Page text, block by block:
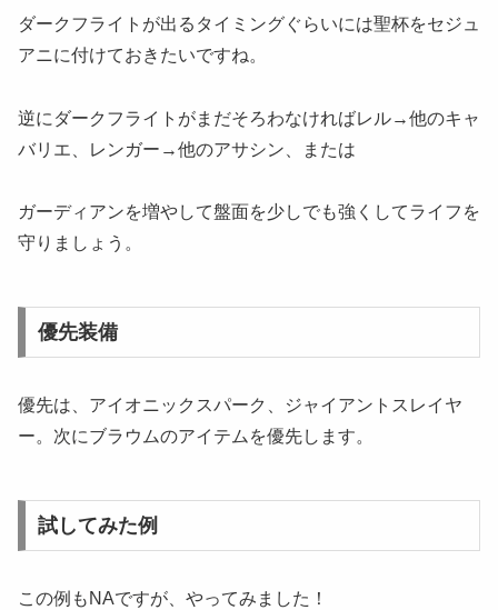
ダークフライトが出るタイミングぐらいには聖杯をセジュ
アニに付けておきたいですね。
逆にダークフライトがまだそろわなければレル→他のキャ
バリエ、レンガー→他のアサシン、または
ガーディアンを増やして盤面を少しでも強くしてライフを
守りましょう。
優先装備
優先は、アイオニックスパーク、ジャイアントスレイヤ
ー。次にブラウムのアイテムを優先します。
試してみた例
この例もNAですが、やってみました！